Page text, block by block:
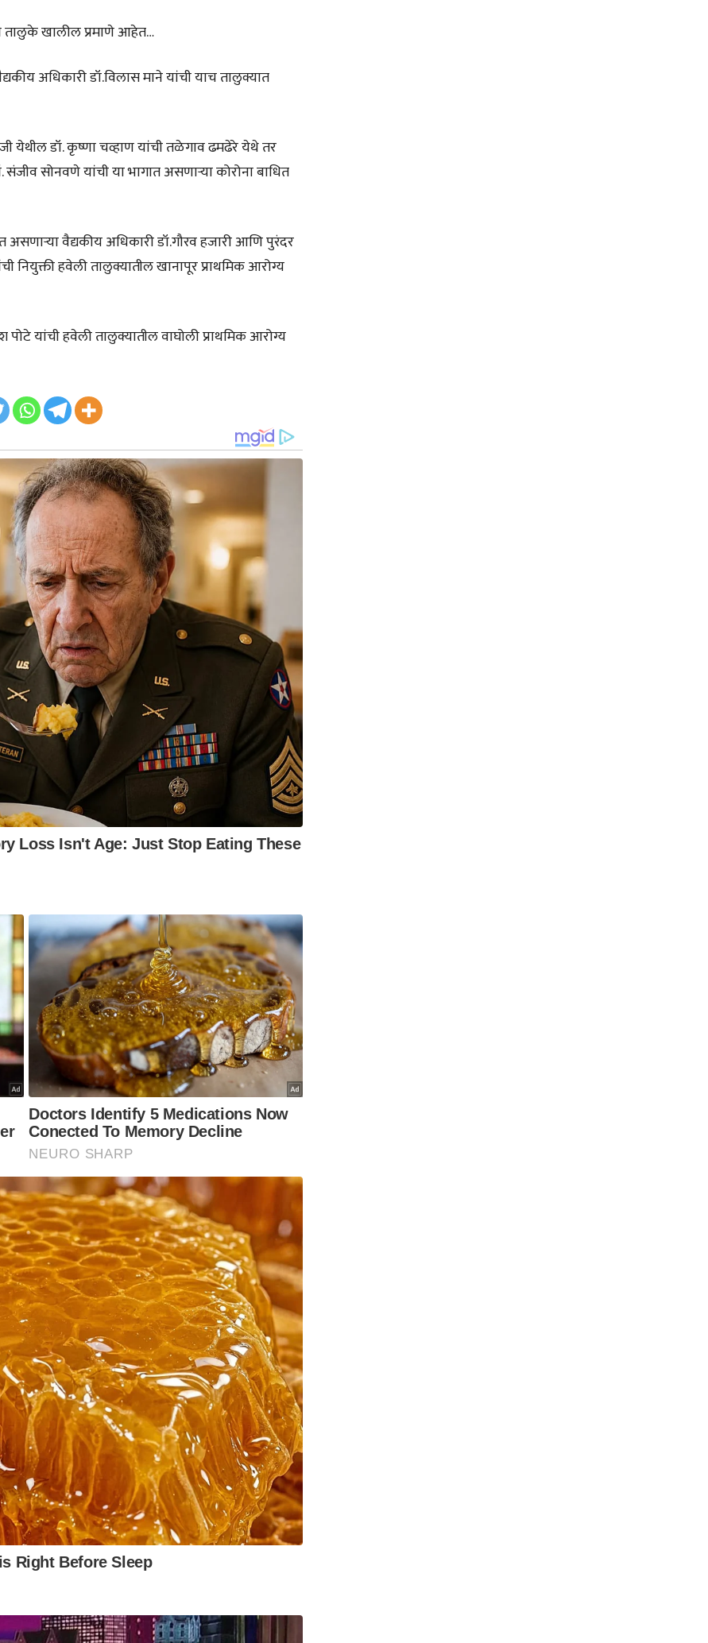
तालुके खालील प्रमाणे आहेत…
अधिकारी डॉ.विलास माने यांची याच तालुक्यात
येथील डॉ. कृष्णा चव्हाण यांची तळेगाव ढमढेरे येथे तर
सोनवणे यांची या भागात असणाऱ्या कोरोना बाधित
वैद्यकीय अधिकारी डॉ.गौरव हजारी आणि पुरंदर
नियुक्ती हवेली तालुक्यातील खानापूर प्राथमिक आरोग्य
यांची हवेली तालुक्यातील वाघोली प्राथमिक आरोग्य